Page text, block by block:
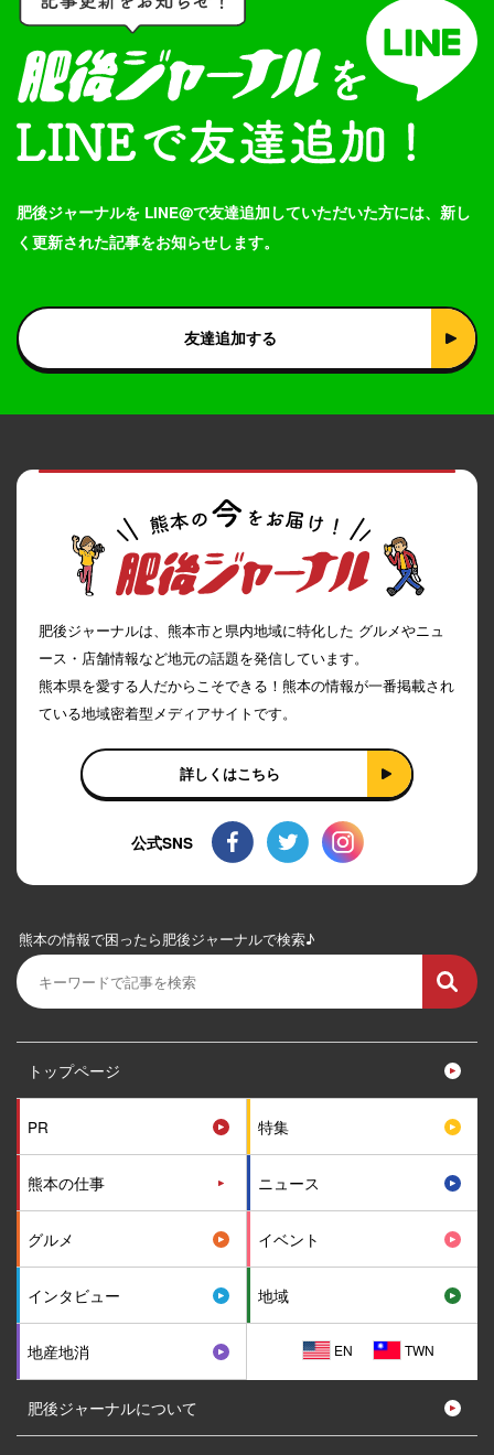
肥後ジャーナルを LINE@で友達追加していただいた方には、新し
く更新された記事をお知らせします。
友達追加する
肥後ジャーナルは、熊本市と県内地域に特化した グルメやニュ
ース・店舗情報など地元の話題を発信しています。
熊本県を愛する人だからこそできる！熊本の情報が一番掲載され
ている地域密着型メディアサイトです。
詳しくはこちら
公式SNS
熊本の情報で困ったら肥後ジャーナルで検索♪
トップページ
PR 特集
熊本の仕事 ニュース
グルメ イベント
インタビュー 地域
地産地消 EN TWN
肥後ジャーナルについて